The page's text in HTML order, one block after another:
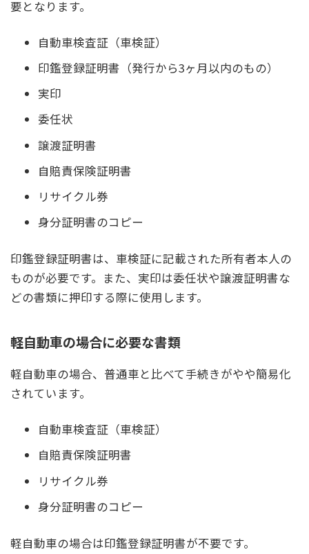
要となります。
自動車検査証（車検証）
印鑑登録証明書（発行から3ヶ月以内のもの）
実印
委任状
譲渡証明書
自賠責保険証明書
リサイクル券
身分証明書のコピー
印鑑登録証明書は、車検証に記載された所有者本人の
ものが必要です。また、実印は委任状や譲渡証明書な
どの書類に押印する際に使用します。
軽自動車の場合に必要な書類
軽自動車の場合、普通車と比べて手続きがやや簡易化
されています。
自動車検査証（車検証）
自賠責保険証明書
リサイクル券
身分証明書のコピー
軽自動車の場合は印鑑登録証明書が不要です。